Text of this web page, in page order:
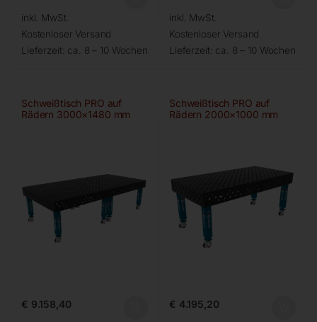
inkl. MwSt.
Kostenloser Versand
Lieferzeit: ca. 8 – 10 Wochen
inkl. MwSt.
Kostenloser Versand
Lieferzeit: ca. 8 – 10 Wochen
Schweißtisch PRO auf
Rädern 3000×1480 mm
€ 9.158,40
Schweißtisch PRO auf
Rädern 2000×1000 mm
€ 4.195,20